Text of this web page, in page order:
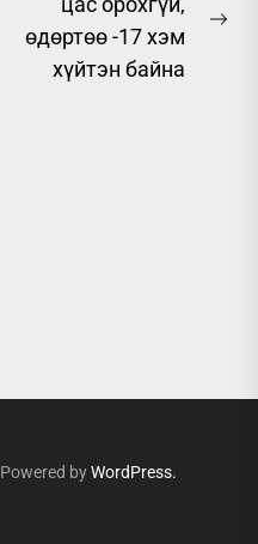
өдөртөө -17 хэм
хүйтэн байна
Powered byWordPress.